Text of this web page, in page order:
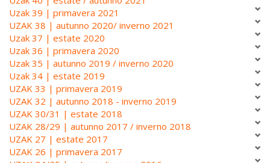
Uzak 39 | primavera 2021
UZAK 38 | autunno 2020/ inverno 2021
Uzak 37 | estate 2020
Uzak 36 | primavera 2020
Uzak 35 | autunno 2019 / inverno 2020
Uzak 34 | estate 2019
UZAK 33 | primavera 2019
UZAK 32 | autunno 2018 - inverno 2019
UZAK 30/31 | estate 2018
UZAK 28/29 | autunno 2017 / inverno 2018
UZAK 27 | estate 2017
UZAK 26 | primavera 2017